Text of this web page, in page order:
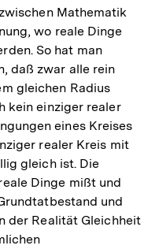
Mathematik
wo reale Dinge
So hat man
daß zwar alle rein
gleichen Radius
kein einziger realer
eines Kreises
realer Kreis mit
gleich ist. Die
Dinge mißt und
und
der Realität Gleichheit